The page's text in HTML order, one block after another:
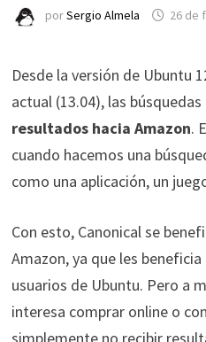
porSergio Almela 26 de
Desde la versión de Ubuntu
actual (13.04), las
resultados hacia Amazon.
cuando hacemos una
como una aplicación, un
Con esto, Canonical se
Amazon, ya que les
usuarios de Ubuntu. Pero a
interesa comprar online o